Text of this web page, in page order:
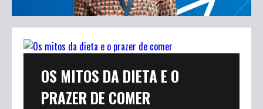
OS MITOS DA DIETA E O
PRAZER DE COMER